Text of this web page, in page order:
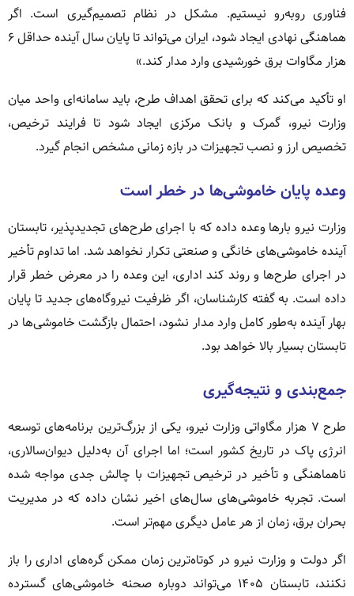
فناوری روبه‌رو نیستیم. مشکل در نظام تصمیم‌گیری است. اگر
هماهنگی نهادی ایجاد شود، ایران می‌تواند تا پایان سال آینده حداقل ۶
هزار مگاوات برق خورشیدی وارد مدار کند.»
او تأکید می‌کند که برای تحقق اهداف طرح، باید سامانه‌ای واحد میان
وزارت نیرو، گمرک و بانک مرکزی ایجاد شود تا فرایند ترخیص،
تخصیص ارز و نصب تجهیزات در بازه زمانی مشخص انجام گیرد.
وعده پایان خاموشی‌ها در خطر است
وزارت نیرو بارها وعده داده که با اجرای طرح‌های تجدیدپذیر، تابستان
آینده خاموشی‌های خانگی و صنعتی تکرار نخواهد شد. اما تداوم تأخیر
در اجرای طرح‌ها و روند کند اداری، این وعده را در معرض خطر قرار
داده است. به گفته کارشناسان، اگر ظرفیت نیروگاه‌های جدید تا پایان
بهار آینده به‌طور کامل وارد مدار نشود، احتمال بازگشت خاموشی‌ها در
تابستان بسیار بالا خواهد بود.
جمع‌بندی و نتیجه‌گیری
طرح ۷ هزار مگاواتی وزارت نیرو، یکی از بزرگ‌ترین برنامه‌های توسعه
انرژی پاک در تاریخ کشور است؛ اما اجرای آن به‌دلیل دیوان‌سالاری،
ناهماهنگی و تأخیر در ترخیص تجهیزات با چالش جدی مواجه شده
است. تجربه خاموشی‌های سال‌های اخیر نشان داده که در مدیریت
بحران برق، زمان از هر عامل دیگری مهم‌تر است.
اگر دولت و وزارت نیرو در کوتاه‌ترین زمان ممکن گره‌های اداری را باز
نکنند، تابستان ۱۴۰۵ می‌تواند دوباره صحنه خاموشی‌های گسترده